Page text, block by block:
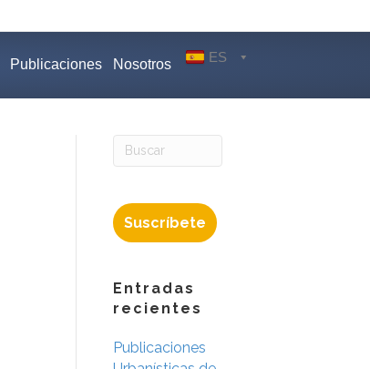
Publicaciones Nosotros ES
Suscríbete
Entradas
recientes
Publicaciones